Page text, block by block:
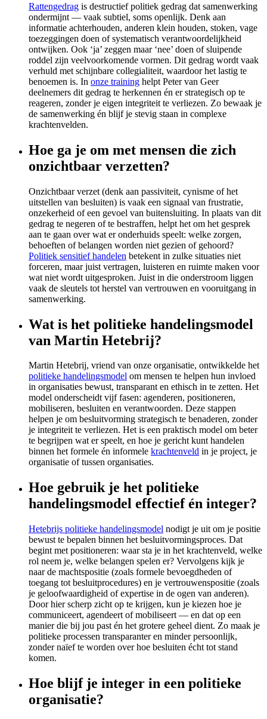
Rattengedrag is destructief politiek gedrag dat samenwerking
ondermijnt — vaak subtiel, soms openlijk. Denk aan
informatie achterhouden, anderen klein houden, stoken, vage
toezeggingen doen of systematisch verantwoordelijkheid
ontwijken. Ook ‘ja’ zeggen maar ‘nee’ doen of sluipende
roddel zijn veelvoorkomende vormen. Dit gedrag wordt vaak
verhuld met schijnbare collegialiteit, waardoor het lastig te
benoemen is. In onze training helpt Peter van Geer
deelnemers dit gedrag te herkennen én er strategisch op te
reageren, zonder je eigen integriteit te verliezen. Zo bewaak je
de samenwerking én blijf je stevig staan in complexe
krachtenvelden.
Hoe ga je om met mensen die zich
onzichtbaar verzetten?
Onzichtbaar verzet (denk aan passiviteit, cynisme of het
uitstellen van besluiten) is vaak een signaal van frustratie,
onzekerheid of een gevoel van buitensluiting. In plaats van dit
gedrag te negeren of te bestraffen, helpt het om het gesprek
aan te gaan over wat er onderhuids speelt: welke zorgen,
behoeften of belangen worden niet gezien of gehoord?
Politiek sensitief handelen betekent in zulke situaties niet
forceren, maar juist vertragen, luisteren en ruimte maken voor
wat niet wordt uitgesproken. Juist in die onderstroom liggen
vaak de sleutels tot herstel van vertrouwen en vooruitgang in
samenwerking.
Wat is het politieke handelingsmodel
van Martin Hetebrij?
Martin Hetebrij, vriend van onze organisatie, ontwikkelde het
politieke handelingsmodel om mensen te helpen hun invloed
in organisaties bewust, transparant en ethisch in te zetten. Het
model onderscheidt vijf fasen: agenderen, positioneren,
mobiliseren, besluiten en verantwoorden. Deze stappen
helpen je om besluitvorming strategisch te benaderen, zonder
je integriteit te verliezen. Het is een praktisch model om beter
te begrijpen wat er speelt, en hoe je gericht kunt handelen
binnen het formele én informele krachtenveld in je project, je
organisatie of tussen organisaties.
Hoe gebruik je het politieke
handelingsmodel effectief én integer?
Hetebrijs politieke handelingsmodel nodigt je uit om je positie
bewust te bepalen binnen het besluitvormingsproces. Dat
begint met positioneren: waar sta je in het krachtenveld, welke
rol neem je, welke belangen spelen er? Vervolgens kijk je
naar de machtspositie (zoals formele bevoegdheden of
toegang tot besluitprocedures) en je vertrouwenspositie (zoals
je geloofwaardigheid of expertise in de ogen van anderen).
Door hier scherp zicht op te krijgen, kun je kiezen hoe je
communiceert, agendeert of mobiliseert — en dat op een
manier die bij jou past én het grotere geheel dient. Zo maak je
politieke processen transparanter en minder persoonlijk,
zonder naïef te worden over hoe besluiten écht tot stand
komen.
Hoe blijf je integer in een politieke
organisatie?